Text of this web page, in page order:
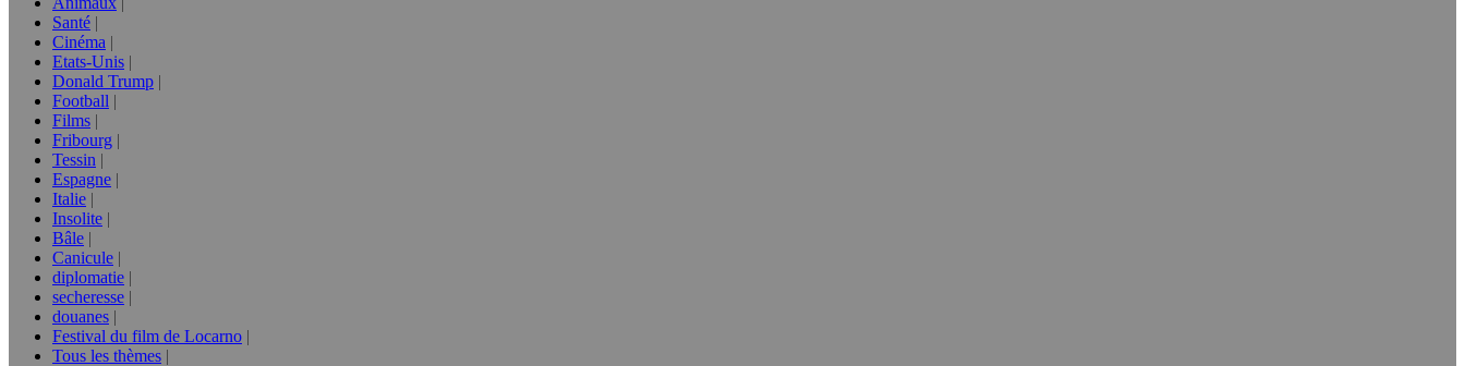
Santé
Cinéma
Etats-Unis
Donald Trump
Football
Films
Fribourg
Tessin
Espagne
Italie
Insolite
Bâle
Canicule
diplomatie
secheresse
douanes
Festival du film de Locarno
Tous les thèmes